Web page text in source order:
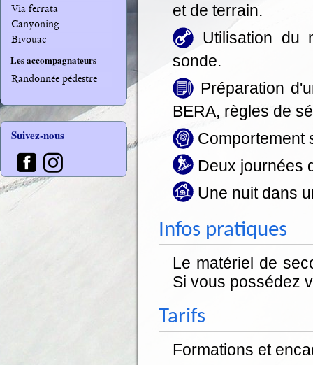
Via ferrata
Canyoning
Bivouac
Les accompagnateurs
Randonnée pédestre
Suivez-nous
et de terrain.
Utilisation du
sonde.
Préparation
BERA, règles de
Comportement
Deux journées
Une nuit dans
Infos pratiques
Le matériel de
Si vous possédez
Tarifs
Formations et